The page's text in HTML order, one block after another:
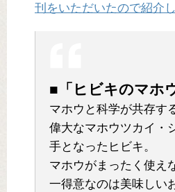
刊をいただいたので紹介
■「ヒビキのマホ
マホウと科学が共存す
偉大なマホウツカイ・
手となったヒビキ。
マホウがまったく使え
一得意なのは美味しい